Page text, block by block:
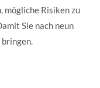
mögliche Risiken zu
Sie nach neun